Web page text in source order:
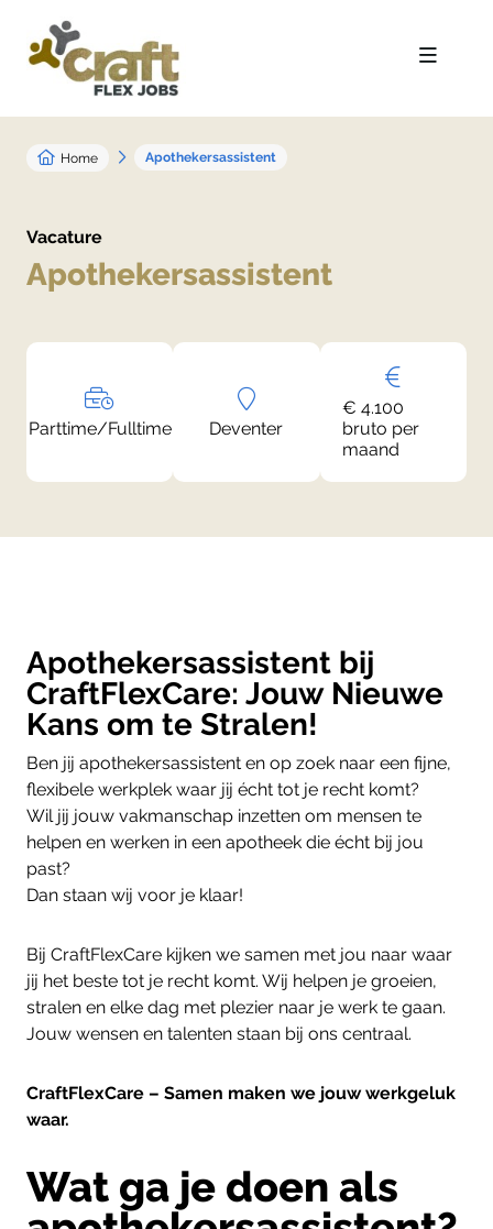
Home Apothekersassistent
Vacature
Apothekersassistent
Parttime/Fulltime Deventer
€ 4.100
bruto per
maand
Apothekersassistent bij
CraftFlexCare: Jouw Nieuwe
Kans om te Stralen!
Ben jij apothekersassistent en op zoek naar een fijne,
flexibele werkplek waar jij écht tot je recht komt?
Wil jij jouw vakmanschap inzetten om mensen te
helpen en werken in een apotheek die écht bij jou
past?
Dan staan wij voor je klaar!
Bij CraftFlexCare kijken we samen met jou naar waar
jij het beste tot je recht komt. Wij helpen je groeien,
stralen en elke dag met plezier naar je werk te gaan.
Jouw wensen en talenten staan bij ons centraal.
CraftFlexCare – Samen maken we jouw werkgeluk
waar.
Wat ga je doen als